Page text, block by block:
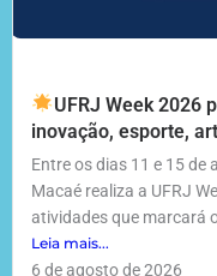
UFRJ Week 2026
inovação, esporte,
Entre os dias 11 e 15 de
Macaé realiza a UFRJ
atividades que marcará
Leia mais...
6 de agosto de 2026